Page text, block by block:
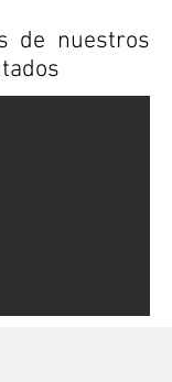
de nuestros